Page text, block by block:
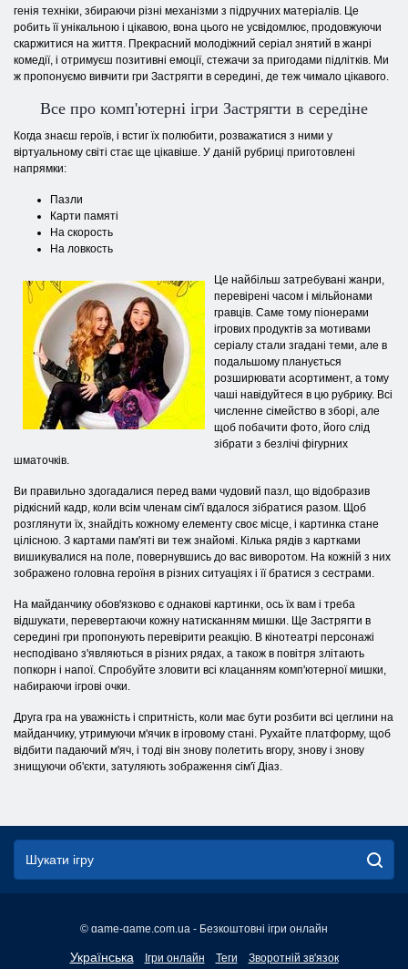
генія техніки, збираючи різні механізми з підручних матеріалів. Це
робить її унікальною і цікавою, вона цього не усвідомлює, продовжуючи
скаржитися на життя. Прекрасний молодіжний серіал знятий в жанрі
комедії, і отримуєш позитивні емоції, стежачи за пригодами підлітків. Ми
ж пропонуємо вивчити гри Застрягти в середині, де теж чимало цікавого.
Все про комп'ютерні ігри Застрягти в середіне
Когда знаєш героїв, і встиг їх полюбити, розважатися з ними у
віртуальному світі стає ще цікавіше. У даній рубриці приготовлені
напрямки:
Пазли
Карти памяті
На скорость
На ловкость
Це найбільш затребувані жанри,
перевірені часом і мільйонами
гравців. Саме тому піонерами
ігрових продуктів за мотивами
серіалу стали згадані теми, але в
подальшому планується
розширювати асортимент, а тому
чаші навідуйтеся в цю рубрику. Всі
численне сімейство в зборі, але
щоб побачити фото, його слід
зібрати з безлічі фігурних
шматочків.
Ви правильно здогадалися перед вами чудовий пазл, що відобразив
рідкісний кадр, коли всім членам сім'ї вдалося зібратися разом. Щоб
розглянути їх, знайдіть кожному елементу своє місце, і картинка стане
цілісною. З картами пам'яті ви теж знайомі. Кілька рядів з картками
вишикувалися на поле, повернувшись до вас виворотом. На кожній з них
зображено головна героїня в різних ситуаціях і її братися з сестрами.
На майданчику обов'язково є однакові картинки, ось їх вам і треба
відшукати, перевертаючи кожну натисканням мишки. Ще Застрягти в
середині гри пропонують перевірити реакцію. В кінотеатрі персонажі
несподівано з'являються в різних рядах, а також в повітря злітають
попкорн і напої. Спробуйте зловити всі клацанням комп'ютерної мишки,
набираючи ігрові очки.
Друга гра на уважність і спритність, коли має бути розбити всі цеглини на
майданчику, утримуючи м'ячик в ігровому стані. Рухайте платформу, щоб
відбити падаючий м'яч, і тоді він знову полетить вгору, знову і знову
знищуючи об'єкти, затуляють зображення сім'ї Діаз.
© game-game.com.ua - Безкоштовні ігри онлайн
Українська
English
Ігри онлайн Теги Зворотній зв'язок